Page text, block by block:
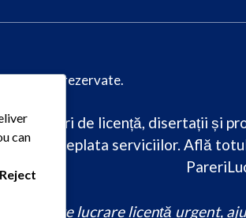
rezervate.
lucrări de licență, disertații și
sau neplata serviciilor. Află
redactare lucrare licență urgent,
can
Reject